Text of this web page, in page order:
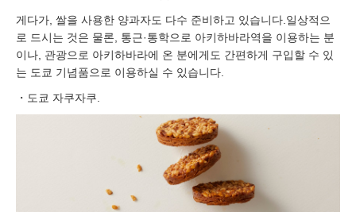
게다가, 쌀을 사용한 양과자도 다수 준비하고 있습니다.일상적으
로 드시는 것은 물론, 통근·통학으로 아키하바라역을 이용하는 분
이나, 관광으로 아키하바라에 온 분에게도 간편하게 구입할 수 있
는 도쿄 기념품으로 이용하실 수 있습니다.
・도쿄 자쿠자쿠.